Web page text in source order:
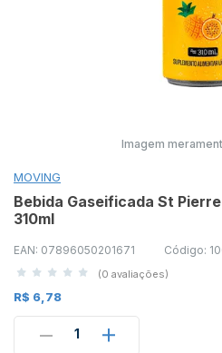
Imagem
MOVING
Bebida Gaseificada St
310ml
EAN: 07896050201671 Código:
(0 avaliações)
R$ 6,78
1